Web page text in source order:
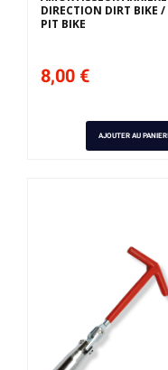
DIRECTION DIRT BIKE /
PIT BIKE
8,00 €
AJOUTER AU PANIER